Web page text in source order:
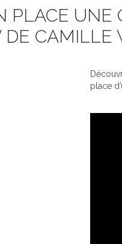
PLACE UNE
DE CAMILLE
place